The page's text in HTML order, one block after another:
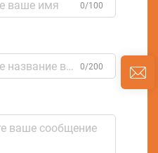
0/100
0/200